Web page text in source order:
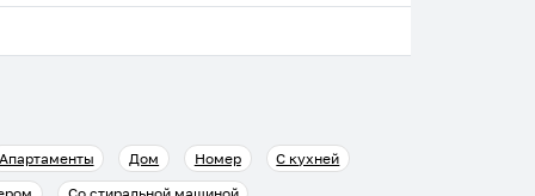
Апартаменты Дом Номер
С кухней